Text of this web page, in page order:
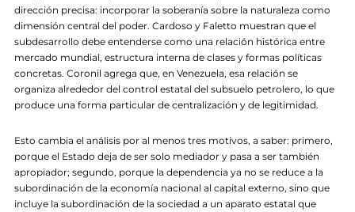
dirección precisa: incorporar la soberanía sobre la naturaleza como
dimensión central del poder. Cardoso y Faletto muestran que el
subdesarrollo debe entenderse como una relación histórica entre
mercado mundial, estructura interna de clases y formas políticas
concretas. Coronil agrega que, en Venezuela, esa relación se
organiza alrededor del control estatal del subsuelo petrolero, lo que
produce una forma particular de centralización y de legitimidad.
Esto cambia el análisis por al menos tres motivos, a saber: primero,
porque el Estado deja de ser solo mediador y pasa a ser también
apropiador; segundo, porque la dependencia ya no se reduce a la
subordinación de la economía nacional al capital externo, sino que
incluye la subordinación de la sociedad a un aparato estatal que